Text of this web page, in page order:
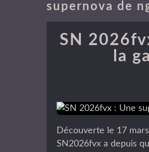
supernova de
SN
la
Découverte le 17
SN2026fvx a depuis